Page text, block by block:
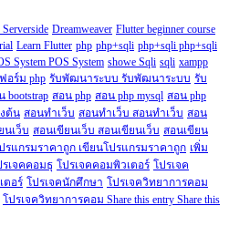
Serverside Dreamweaver Flutter beginner course
Learn Flutter php php+sqli php+sqli php+sqli
System POS System showe Sqli sqli xampp
ฟอร์ม php รับพัฒนาระบบ รับพัฒนาระบบ รับ
bootstrap สอน php สอน php mysql สอน php
ต้น สอนทำเว็บ สอนทำเว็บ สอนทำเว็บ สอน
นเว็บ สอนเขียนเว็บ สอนเขียนเว็บ สอนเขียน
รแกรมราคาถูก เขียนโปรแกรมราคาถูก เพิ่ม
รเจคคอมธุ โปรเจคคอมพิวเตอร์ โปรเจค
ตอร์ โปรเจคนักศึกษา โปรเจควิทยาการคอม
โปรเจควิทยาการคอม Share this entry Share this